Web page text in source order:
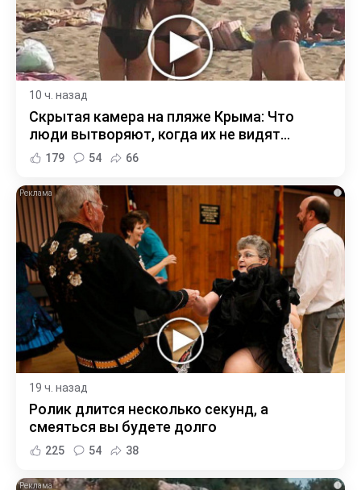
10 ч. назад
Скрытая камера на пляже Крыма: Что
люди вытворяют, когда их не видят...
179 54 66
i
19 ч. назад
Ролик длится несколько секунд, а
смеяться вы будете долго
225 54 38
i